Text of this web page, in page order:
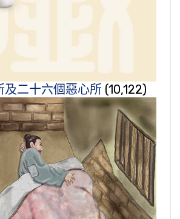
及二十六個惡心所 (10,122)